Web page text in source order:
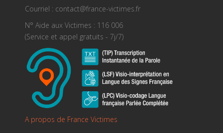
Courriel : contact@france-victimes.fr
N° Aide aux Victimes : 116 006
(Service et appel gratuits - 7j/7)
A propos de France Victimes